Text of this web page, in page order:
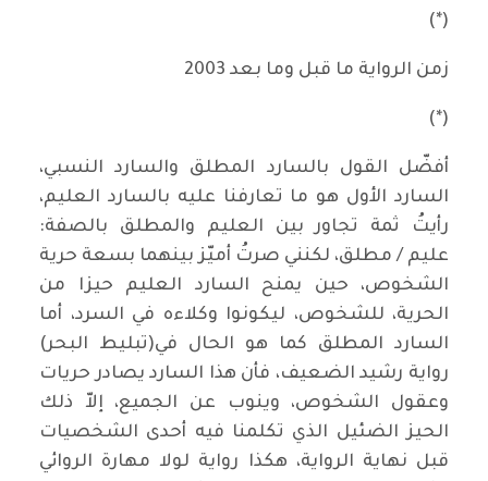
(*)
زمن الرواية ما قبل وما بعد 2003
(*)
أفضّل القول بالسارد المطلق والسارد النسبي،
السارد الأول هو ما تعارفنا عليه بالسارد العليم،
رأيتُ ثمة تجاور بين العليم والمطلق بالصفة:
عليم / مطلق، لكنني صرتُ أميّز بينهما بسعة حرية
الشخوص، حين يمنح السارد العليم حيزا من
الحرية، للشخوص، ليكونوا وكلاءه في السرد، أما
السارد المطلق كما هو الحال في(تبليط البحر)
رواية رشيد الضعيف، فأن هذا السارد يصادر حريات
وعقول الشخوص، وينوب عن الجميع، إلاّ ذلك
الحيز الضئيل الذي تكلمنا فيه أحدى الشخصيات
قبل نهاية الرواية، هكذا رواية لولا مهارة الروائي